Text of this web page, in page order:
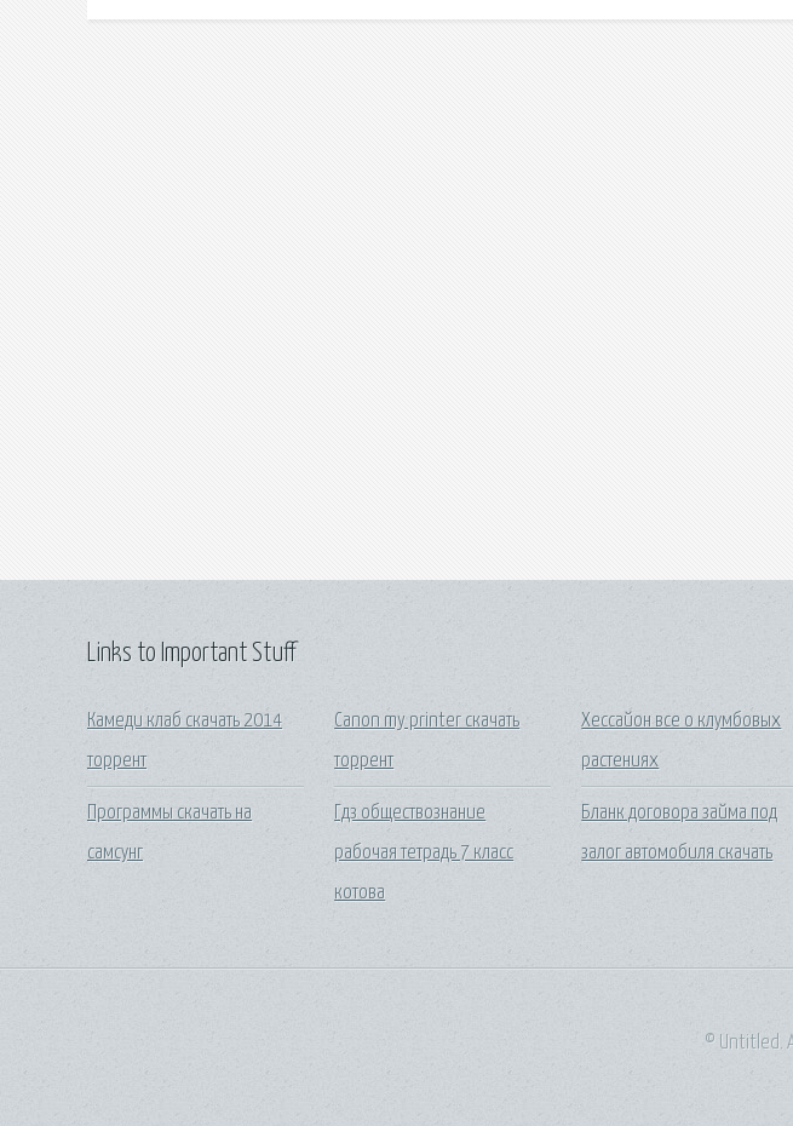
Links to Important Stuff
Камеди клаб скачать 2014
торрент
Программы скачать на
самсунг
Canon my printer скачать
торрент
Гдз обществознание
рабочая тетрадь 7 класс
котова
Хессайон все о клумбовых
растениях
Бланк договора займа под
залог автомобиля скачать
© Untitled.